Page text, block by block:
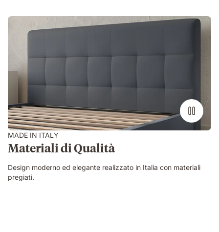
MADE IN ITALY
Materiali di Qualità
Design moderno ed elegante realizzato in Italia con materiali
pregiati.